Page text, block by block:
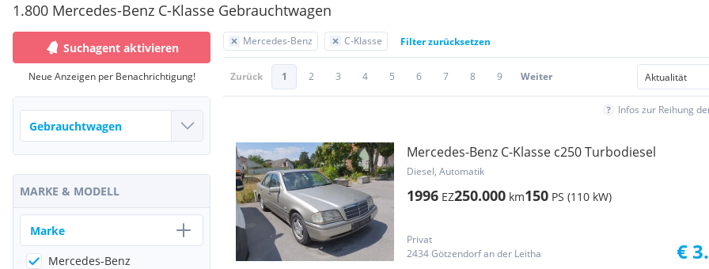
1.800 Mercedes-Benz C-Klasse Gebrauchtwagen
Mercedes-Benz C-Klasse Filter zurücksetzen
Zurück 1 2 3 4 5 6 7 8 9 Weiter
Infos zur Reihung
Mercedes-Benz C-Klasse c250 Turbodiesel
Diesel, Automatik
1996 EZ250.000 km150 PS (110 kW)
Privat
2434 Götzendorf an der Leitha
€
Suchagent aktivieren
Neue Anzeigen per Benachrichtigung!
MARKE & MODELL
Marke
Mercedes-Benz